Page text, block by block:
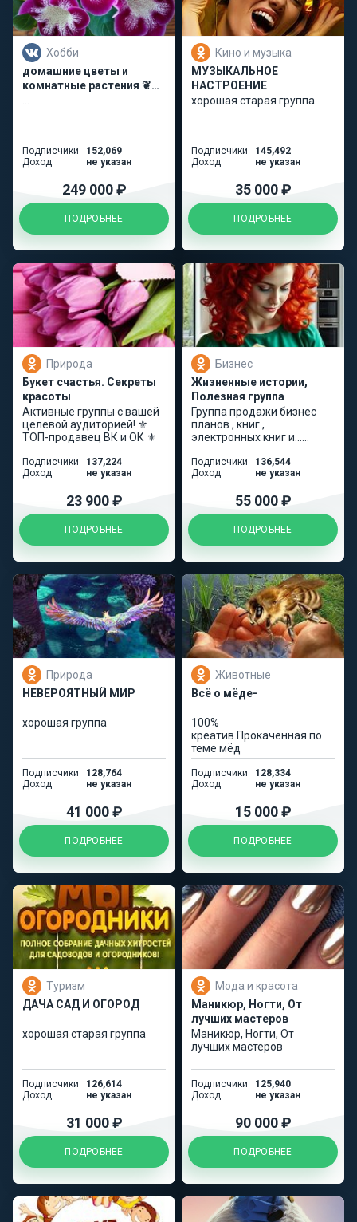
Хобби
домашние цветы и
комнатные растения ❦
Подписчики
152,069
Доход
не указан
249 000 ₽
ПОДРОБНЕЕ
Кино и музыка
МУЗЫКАЛЬНОЕ
НАСТРОЕНИЕ
хорошая старая группа
Подписчики
145,492
Доход
не указан
35 000 ₽
ПОДРОБНЕЕ
Природа
Букет счастья. Секреты
красоты
Активные группы с вашей
целевой аудиторией! ⚜️
ТОП-продавец ВК и ОК ⚜️
Подписчики
137,224
Доход
не указан
23 900 ₽
ПОДРОБНЕЕ
Бизнес
Жизненные истории,
Полезная группа
Группа продажи бизнес
планов , книг ,
электронных книг и...
читай описание.
Подписчики
136,544
Доход
не указан
55 000 ₽
ПОДРОБНЕЕ
Природа
НЕВЕРОЯТНЫЙ МИР
хорошая группа
Подписчики
128,764
Доход
не указан
41 000 ₽
ПОДРОБНЕЕ
Животные
Всё о мёде-
100%
креатив.Прокаченная по
теме мёд
Подписчики
128,334
Доход
не указан
15 000 ₽
ПОДРОБНЕЕ
Туризм
ДАЧА САД И ОГОРОД
хорошая старая группа
Подписчики
126,614
Доход
не указан
31 000 ₽
ПОДРОБНЕЕ
Мода и красота
Маникюр, Ногти, От
лучших мастеров
Маникюр, Ногти, От
лучших мастеров
Подписчики
125,940
Доход
не указан
90 000 ₽
ПОДРОБНЕЕ